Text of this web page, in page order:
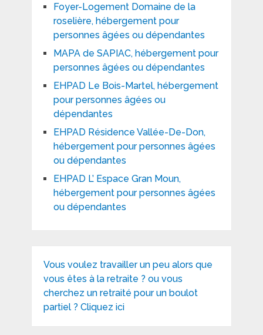
Foyer-Logement Domaine de la
roselière, hébergement pour
personnes âgées ou dépendantes
MAPA de SAPIAC, hébergement pour
personnes âgées ou dépendantes
EHPAD Le Bois-Martel, hébergement
pour personnes âgées ou
dépendantes
EHPAD Résidence Vallée-De-Don,
hébergement pour personnes âgées
ou dépendantes
EHPAD L’ Espace Gran Moun,
hébergement pour personnes âgées
ou dépendantes
Vous voulez travailler un peu alors que
vous êtes à la retraite ? ou vous
cherchez un retraité pour un boulot
partiel ? Cliquez ici